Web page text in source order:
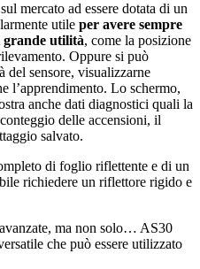
mercato ad essere dotata di un
utile per avere sempre
grande utilità, come la posizione
Oppure si può
del sensore, visualizzarne
l’apprendimento. Lo schermo,
anche dati diagnostici quali la
delle accensioni, il
salvato.
di foglio riflettente e di un
richiedere un riflettore rigido e
ma non solo… AS30
che può essere utilizzato